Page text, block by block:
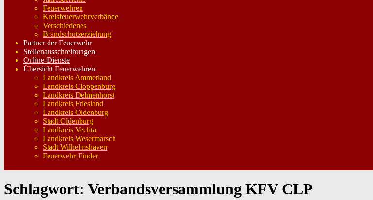
Feuerwehren
Kreisfeuerwehrverbände
Verschiedenes
Brandschutzerziehung
Partner der Feuerwehr
Stellenausschreibungen
Online-Dienste
Übersicht Feuerwehren
Landkreis Ammerland
Landkreis Cloppenburg
Landkreis Delmenhorst
Landkreis Friesland
Landkreis Oldenburg
Stadt Oldenburg
Landkreis Vechta
Landkreis Wesermarsch
Stadt Wilhelmshaven
Feuerwehr-Finder
Schlagwort: Verbandsversammlung KFV CLP